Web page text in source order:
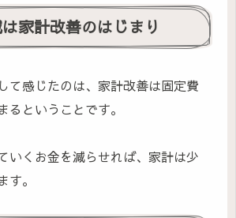
家計改善のはじまり
て感じたのは、家計改善は固定費
るということです。
いくお金を減らせれば、家計は少
す。